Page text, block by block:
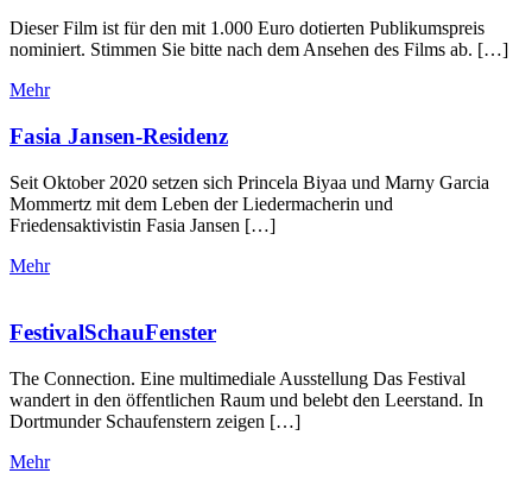
Dieser Film ist für den mit 1.000 Euro dotierten Publikumspreis
nominiert. Stimmen Sie bitte nach dem Ansehen des Films ab. […]
Mehr
Fasia Jansen-Residenz
Seit Oktober 2020 setzen sich Princela Biyaa und Marny Garcia
Mommertz mit dem Leben der Liedermacherin und
Friedensaktivistin Fasia Jansen […]
Mehr
FestivalSchauFenster
The Connection. Eine multimediale Ausstellung Das Festival
wandert in den öffentlichen Raum und belebt den Leerstand. In
Dortmunder Schaufenstern zeigen […]
Mehr